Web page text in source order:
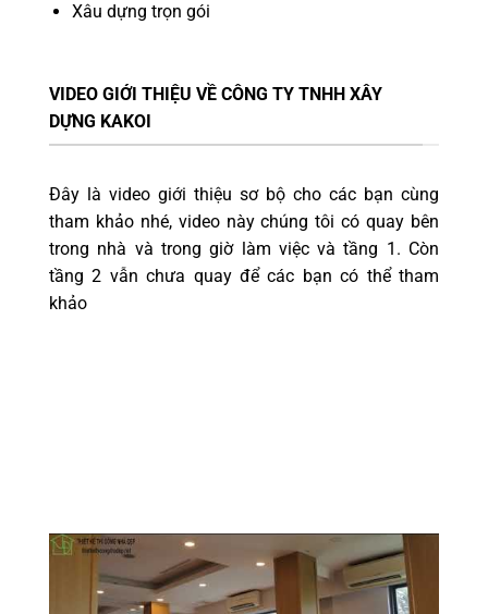
Xâu dựng trọn gói
VIDEO GIỚI THIỆU VỀ CÔNG TY TNHH XÂY
DỰNG KAKOI
Đây là video giới thiệu sơ bộ cho các bạn cùng
tham khảo nhé, video này chúng tôi có quay bên
trong nhà và trong giờ làm việc và tầng 1. Còn
tầng 2 vẫn chưa quay để các bạn có thể tham
khảo